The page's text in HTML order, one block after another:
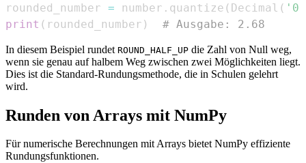
rounded_number = number . quantize ( Decimal (
print ( rounded_number ) # Ausgabe: 2.68
In diesem Beispiel rundet ROUND_HALF_UP die Zahl von Null weg,
wenn sie genau auf halbem Weg zwischen zwei Möglichkeiten liegt.
Dies ist die Standard-Rundungsmethode, die in Schulen gelehrt
wird.
Runden von Arrays mit NumPy
Für numerische Berechnungen mit Arrays bietet NumPy effiziente
Rundungsfunktionen.